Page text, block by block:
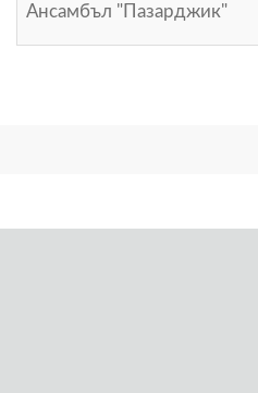
Ансамбъл "Пазарджик"